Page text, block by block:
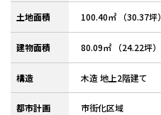
土地面積 100.40㎡ （30.37坪）
建物面積 80.09㎡ （24.22坪）
構造 木造 地上2階建て
都市計画 市街化区域